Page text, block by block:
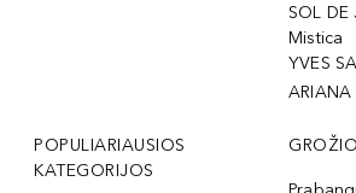
SOL DE
Mistica
YVES
ARIANA
POPULIARIAUSIOS
KATEGORIJOS